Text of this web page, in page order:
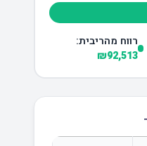
רווח מהריבית:
₪92,513